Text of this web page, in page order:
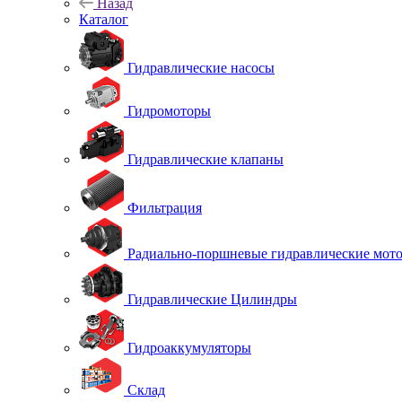
Назад
Каталог
Гидравлические насосы
Гидромоторы
Гидравлические клапаны
Фильтрация
Радиально-поршневые гидравлические
Гидравлические Цилиндры
Гидроаккумуляторы
Склад